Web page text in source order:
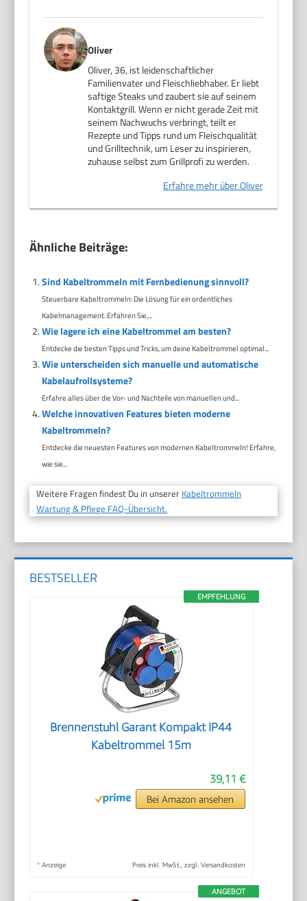
Oliver
Oliver, 36, ist leidenschaftlicher
Familienvater und Fleischliebhaber. Er liebt
saftige Steaks und zaubert sie auf seinem
Kontaktgrill. Wenn er nicht gerade Zeit mit
seinem Nachwuchs verbringt, teilt er
Rezepte und Tipps rund um Fleischqualität
und Grilltechnik, um Leser zu inspirieren,
zuhause selbst zum Grillprofi zu werden.
Erfahre mehr über Oliver
Ähnliche Beiträge:
Sind Kabeltrommeln mit Fernbedienung sinnvoll?
Steuerbare Kabeltrommeln: Die Lösung für ein ordentliches
Kabelmanagement. Erfahren Sie,...
Wie lagere ich eine Kabeltrommel am besten?
Entdecke die besten Tipps und Tricks, um deine Kabeltrommel optimal...
Wie unterscheiden sich manuelle und automatische
Kabelaufrollsysteme?
Erfahre alles über die Vor- und Nachteile von manuellen und...
Welche innovativen Features bieten moderne
Kabeltrommeln?
Entdecke die neuesten Features von modernen Kabeltrommeln! Erfahre,
wie sie...
Weitere Fragen findest Du in unserer Kabeltrommeln
Wartung & Pflege FAQ-Übersicht.
BESTSELLER
EMPFEHLUNG
Brennenstuhl Garant Kompakt IP44
Kabeltrommel 15m
39,11 €
Bei Amazon ansehen
* Anzeige Preis inkl. MwSt., zzgl. Versandkosten
ANGEBOT